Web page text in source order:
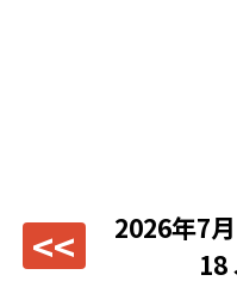
<< 2026年7
18